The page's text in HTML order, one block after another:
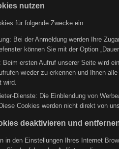
nutzen
für folgende Zwecke ein:
Bei der Anmeldung werden Ihre
können Sie mit der Option
Beim ersten Aufruf unserer Seite wird
wieder zu erkennen und Ihnen
wird.
Dienste: Die Einblendung von
Cookies werden nicht direkt von
deaktivieren und
in den Einstellungen Ihres Internet